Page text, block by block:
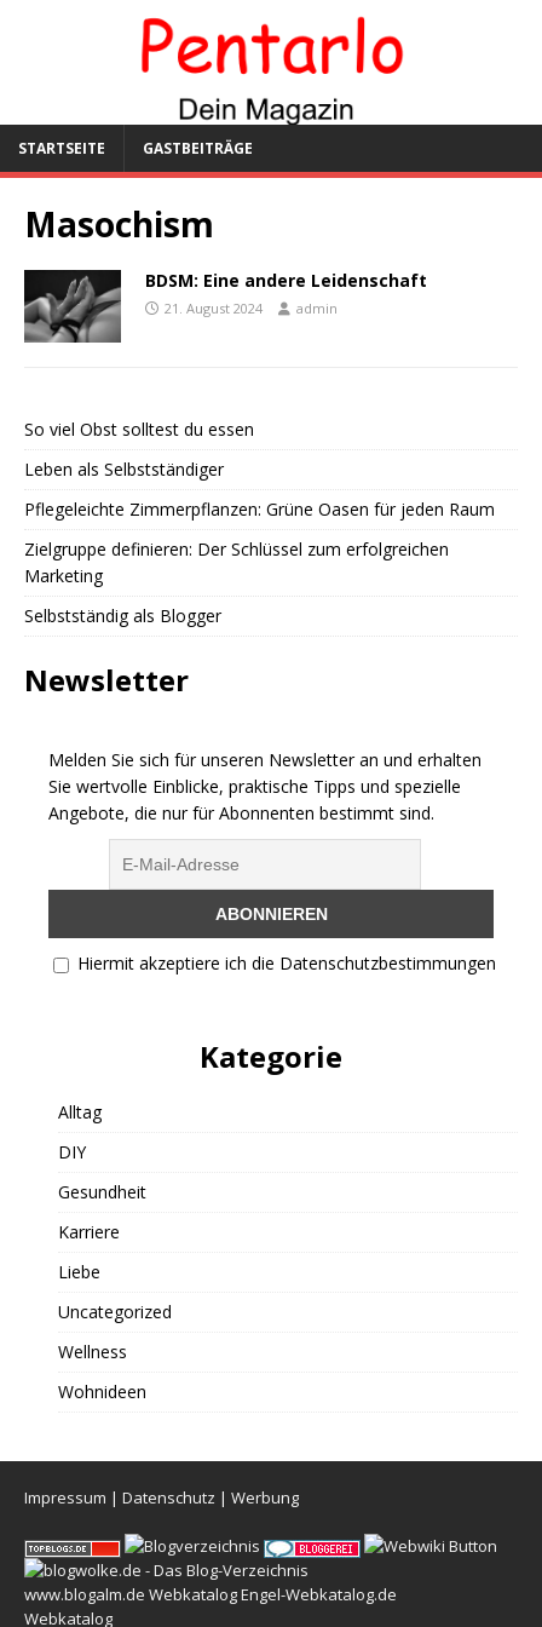
STARTSEITE GASTBEITRÄGE
Masochism
BDSM: Eine andere Leidenschaft
21. August 2024 admin
So viel Obst solltest du essen
Leben als Selbstständiger
Pflegeleichte Zimmerpflanzen: Grüne Oasen für jeden Raum
Zielgruppe definieren: Der Schlüssel zum erfolgreichen
Marketing
Selbstständig als Blogger
Newsletter
Melden Sie sich für unseren Newsletter an und erhalten
Sie wertvolle Einblicke, praktische Tipps und spezielle
Angebote, die nur für Abonnenten bestimmt sind.
Hiermit akzeptiere ich die Datenschutzbestimmungen
Kategorie
Alltag
DIY
Gesundheit
Karriere
Liebe
Uncategorized
Wellness
Wohnideen
Impressum | Datenschutz | Werbung
www.blogalm.de WebkatalogEngel-Webkatalog.de
Webkatalog